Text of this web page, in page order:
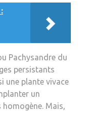
Pachysandre du
persistants
une plante vivace
un
Mais,